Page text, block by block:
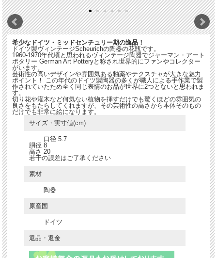
希少なドイツ・ミッドセンチュリー期の逸品！
ドイツ製ヴィンテージScheurichの陶器の花瓶です。
1960-1970年代頃と思われるヴィンテージ陶器でジャーマン・アート
ポタリー German Art Potteryと称され世界的にファンやコレクター
がいます。
芸術性の高いデザインや雰囲気ある釉薬やテクスチャが大きな魅力
ポイント！ この年代のドイツ製陶器の多くが職人による手作業で製
作されていたため全く同じ表情のお品が世界に2つとないと思われま
す。
切り花や灌木など何気ない植物を挿すだけでも驚くほどの雰囲気の
良さをもたらしてくれますが、その芸術性の高さから本体そのもの
だけでも非常に絵になります。
サイズ・実寸値(cm)
口径 5.7
胴径 8
高さ 20
若干の誤差はご了承ください
素材
陶器
原産国
ドイツ
返品・返金